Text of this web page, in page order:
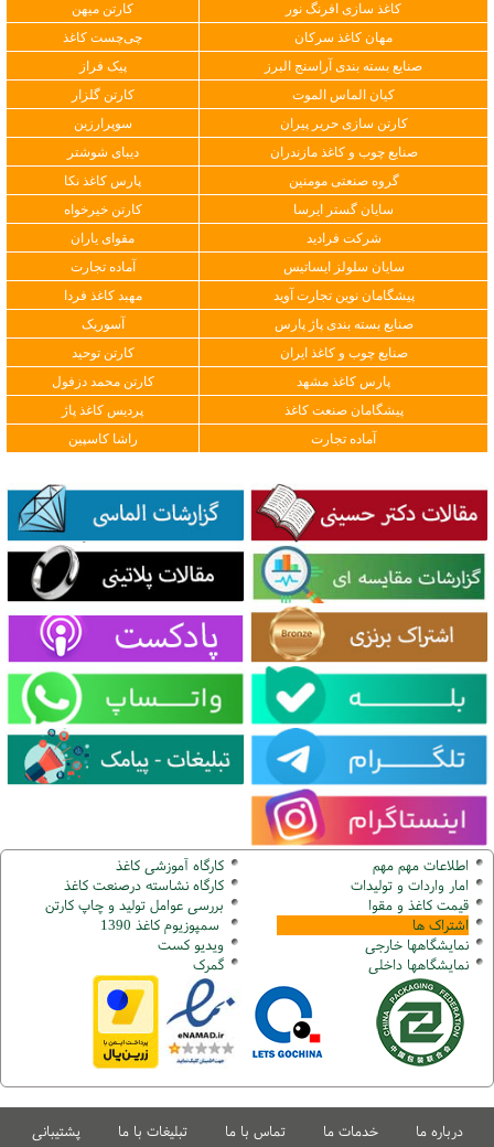
کاغذ سازی افرنگ نور
کارتن میهن
مهان کاغذ سرکان
چی‌چست کاغذ
صنایع بسته بندی آراسنج البرز
پیک فراز
کیان الماس الموت
کارتن گلزار
کارتن سازی حریر پیران
سوپرارزین
صنایع چوب و کاغذ مازندران
دیبای شوشتر
گروه صنعتی مومنین
پارس کاغذ نکا
سایان گستر ایرسا
کارتن خیرخواه
شرکت فرادید
مقوای یاران
سایان سلولز ایساتیس
آماده تجارت
پیشگامان نوین تجارت آوید
مهبد کاغذ فردا
صنایع بسته بندی پاژ پارس
آسوریک
صنایع چوب و کاغذ ایران
کارتن توحید
پارس کاغذ مشهد
کارتن محمد دزفول
پیشگامان صنعت کاغذ
پردیس کاغذ پاژ
آماده تجارت
راشا کاسپین
اطلاعات مهم مهم
امار واردات و تولیدات
قیمت کاغذ و مقوا
اشتراک ها
نمایشگاهها خارجی
نمایشگاهها داخلی
کارگاه آموزشی کاغذ
کارگاه نشاسته درصنعت کاغذ
بررسی عوامل تولید و چاپ کارتن
سمپوزیوم کاغذ 1390
ویدیو کست
گمرک
درباره ما خدمات ما تماس با ما تبلیغات با ما پشتیبانی